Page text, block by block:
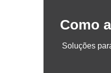
Como
Soluções